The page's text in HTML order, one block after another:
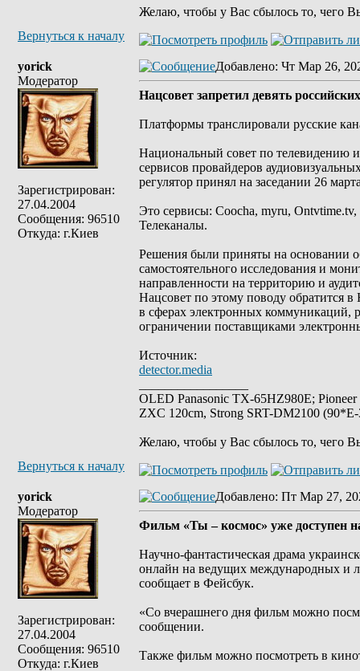
Желаю, чтобы у Вас сбылось то, чего
Вернуться к началу
yorick
Модератор
Зарегистрирован:
27.04.2004
Сообщения: 96510
Откуда: г.Киев
Добавлено: Чт Мар 26,
Нацсовет запретил девять
Платформы транслировали русские
Национальный совет по телевидению
сервисов провайдеров
регулятор принял на заседании 26
Это сервисы: Coocha, myru,
Телеканалы.
Решения были приняты на основании
самостоятельного исследования и
направленности на территорию и
Нацсовет по этому поводу обратится
в сферах электронных коммуникаций,
ограничении поставщиками
Источник:
detector.media
OLED Panasonic TX-65HZ980E;
ZXC 120cm, Strong SRT-DM2100
Желаю, чтобы у Вас сбылось то, чего
Вернуться к началу
yorick
Модератор
Зарегистрирован:
27.04.2004
Сообщения: 96510
Откуда: г.Киев
Добавлено: Пт Мар 27,
Фильм «Ты – космос» уже доступен
Научно-фантастическая драма
онлайн на ведущих международных и
сообщает в Фейсбук.
«Со вчерашнего дня фильм можно
сообщении.
Также фильм можно посмотреть в